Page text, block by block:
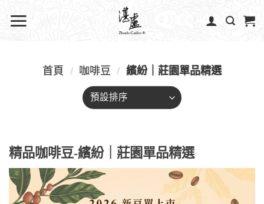
首頁 / 咖啡豆 / 繽紛｜莊園單品精選
精品咖啡豆-繽紛｜莊園單品精選